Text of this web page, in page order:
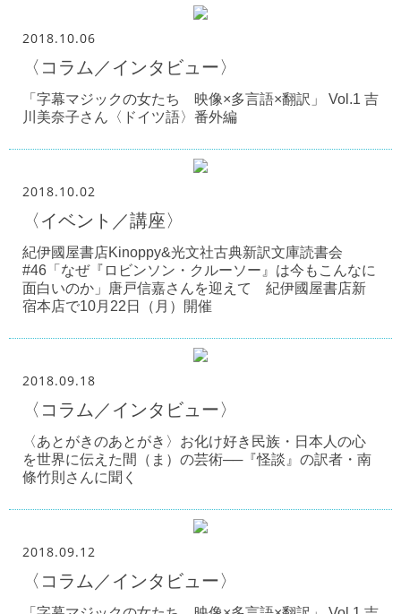
2018.10.06
〈コラム／インタビュー〉
「字幕マジックの女たち 映像×多言語×翻訳」 Vol.1 吉
川美奈子さん〈ドイツ語〉番外編
2018.10.02
〈イベント／講座〉
紀伊國屋書店Kinoppy&光文社古典新訳文庫読書会
#46「なぜ『ロビンソン・クルーソー』は今もこんなに
面白いのか」唐戸信嘉さんを迎えて 紀伊國屋書店新
宿本店で10月22日（月）開催
2018.09.18
〈コラム／インタビュー〉
〈あとがきのあとがき〉お化け好き民族・日本人の心
を世界に伝えた間（ま）の芸術──『怪談』の訳者・南
條竹則さんに聞く
2018.09.12
〈コラム／インタビュー〉